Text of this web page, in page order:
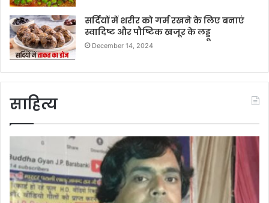
सर्दियों में शरीर को गर्म रखने के लिए बनाएं
स्वादिष्ट और पौष्टिक खजूर के लड्डू
December 14, 2024
साहित्य